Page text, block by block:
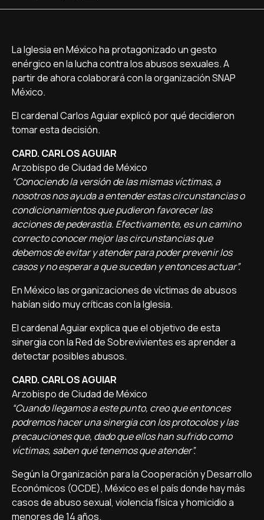
La Iglesia en México ha protagonizado un gesto
enérgico en la lucha contra los abusos sexuales. A
partir de ahora colaborará con la organización SNAP
México.
El cardenal Carlos Aguiar explicó por qué decidieron
tomar esta decisión.
CARD. CARLOS AGUIAR
Arzobispo de Ciudad de México
“Conociendo la versión de las mismas víctimas, a
nosotros nos ayuda a entender estas circunstancias o
condicionamientos que pudieron favorecer las
acciones de pederastia. Efectivamente, es un camino
correcto conocer mejor las circunstancias que
debemos de evitar y atender para poder prevenir los
casos y no esperar a que sucedan y entonces actuar”.
En México las organizaciones de víctimas de abusos
habían sido muy críticas con la Iglesia.
El cardenal Aguiar explica que el objetivo de esta
sinergia con la Red de Sobrevivientes es aprender a
detectar posibles abusos.
CARD. CARLOS AGUIAR
Arzobispo de Ciudad de México
“Cuando llegamos a este punto, creo que entonces
podremos hacer una sinergia con los protocolos y las
precauciones que, dado que ellos han sufrido como
víctimas, saben qué tenemos que atender”.
Según la Organización para la Cooperación y Desarrollo
Económicos (OCDE), México es el país donde hay más
casos de abuso sexual, violencia física y homicidio a
menores de 14 años.